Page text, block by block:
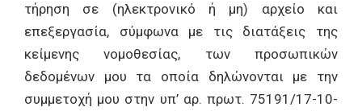
τήρηση σε (ηλεκτρονικό ή μη) αρχείο και
επεξεργασία, σύμφωνα με τις διατάξεις της
κείμενης νομοθεσίας, των προσωπικών
δεδομένων μου τα οποία δηλώνονται με την
συμμετοχή μου στην υπ’ αρ. πρωτ. 75191/17-10-